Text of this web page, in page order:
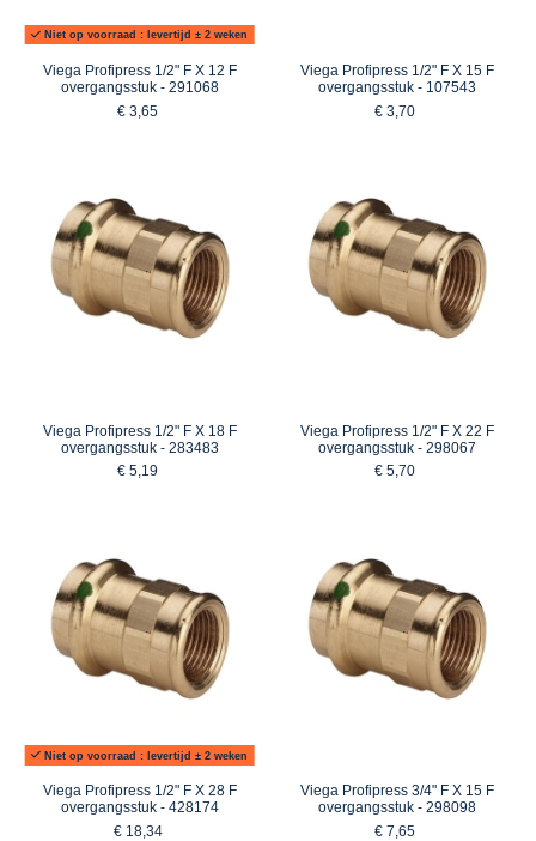
Niet op voorraad : levertijd ± 2 weken
Viega Profipress 1/2" F X 12 F
overgangsstuk - 291068
€ 3,65
Viega Profipress 1/2" F X 15 F
overgangsstuk - 107543
€ 3,70
Viega Profipress 1/2" F X 18 F
overgangsstuk - 283483
€ 5,19
Viega Profipress 1/2" F X 22 F
overgangsstuk - 298067
€ 5,70
Niet op voorraad : levertijd ± 2 weken
Viega Profipress 1/2" F X 28 F
overgangsstuk - 428174
€ 18,34
Viega Profipress 3/4" F X 15 F
overgangsstuk - 298098
€ 7,65